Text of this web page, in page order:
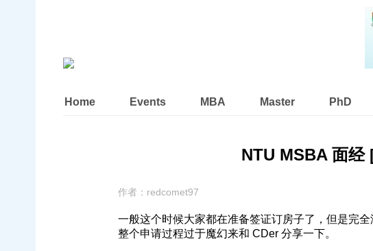
Home Events MBA Master PhD
NTU MSBA 面经
作者： redcomet97
一般这个时候大家都在准备签证订房子了，但是完
整个申请过程过于魔幻来和 CDer 分享一下。